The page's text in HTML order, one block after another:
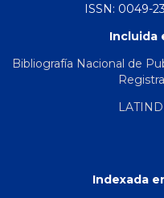
ISSN: 0049-
Incluida
Bibliografía Nacional de
Indexada